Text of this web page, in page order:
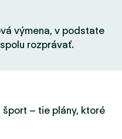
výmena, v podstate
rozprávať.
šport – tie plány, ktoré